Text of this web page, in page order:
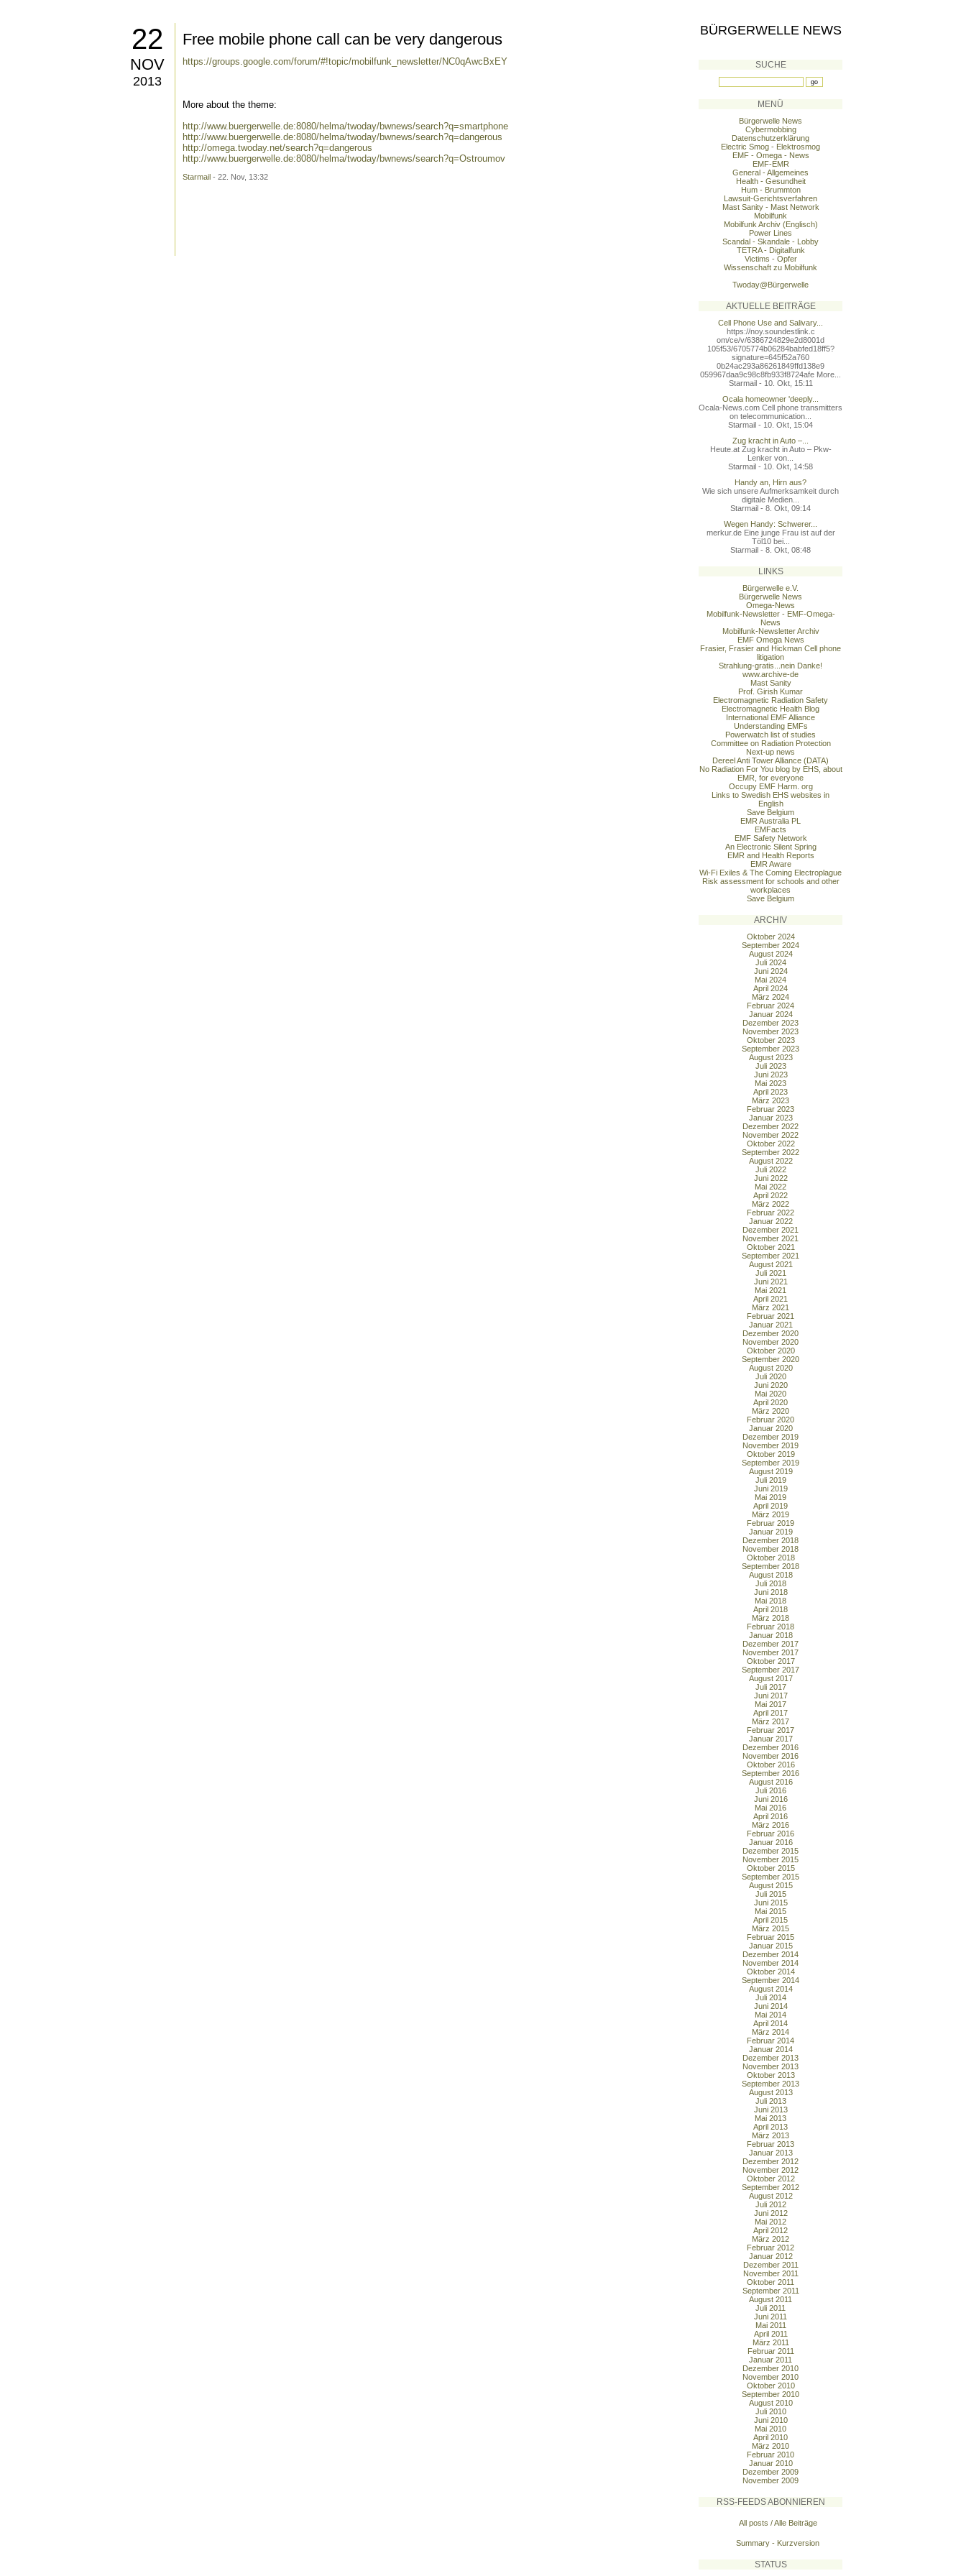
22
NOV
2013
Free mobile phone call can be very dangerous
https://groups.google.com/forum/#!topic/mobilfunk_newsletter/NC0qAwcBxEY
More about the theme:
http://www.buergerwelle.de:8080/helma/twoday/bwnews/search?q=smartphone
http://www.buergerwelle.de:8080/helma/twoday/bwnews/search?q=dangerous
http://omega.twoday.net/search?q=dangerous
http://www.buergerwelle.de:8080/helma/twoday/bwnews/search?q=Ostroumov
Starmail - 22. Nov, 13:32
BÜRGERWELLE NEWS
SUCHE
MENÜ
Bürgerwelle News
Cybermobbing
Datenschutzerklärung
Electric Smog - Elektrosmog
EMF - Omega - News
EMF-EMR
General - Allgemeines
Health - Gesundheit
Hum - Brummton
Lawsuit-Gerichtsverfahren
Mast Sanity - Mast Network
Mobilfunk
Mobilfunk Archiv (Englisch)
Power Lines
Scandal - Skandale - Lobby
TETRA - Digitalfunk
Victims - Opfer
Wissenschaft zu Mobilfunk
Twoday@Bürgerwelle
AKTUELLE BEITRÄGE
Cell Phone Use and Salivary...
https://noy.soundestlink.c
om/ce/v/6386724829e2d8001d
105f53/6705774b06284babfed18ff5?
signature=645f52a760
0b24ac293a86261849ffd138e9
059967daa9c98c8fb933f8724afe More...
Starmail - 10. Okt, 15:11
Ocala homeowner 'deeply...
Ocala-News.com Cell phone transmitters
on telecommunication...
Starmail - 10. Okt, 15:04
Zug kracht in Auto –...
Heute.at Zug kracht in Auto – Pkw-
Lenker von...
Starmail - 10. Okt, 14:58
Handy an, Hirn aus?
Wie sich unsere Aufmerksamkeit durch
digitale Medien...
Starmail - 8. Okt, 09:14
Wegen Handy: Schwerer...
merkur.de Eine junge Frau ist auf der
Töl10 bei...
Starmail - 8. Okt, 08:48
LINKS
Bürgerwelle e.V.
Bürgerwelle News
Omega-News
Mobilfunk-Newsletter - EMF-Omega-
News
Mobilfunk-Newsletter Archiv
EMF Omega News
Frasier, Frasier and Hickman Cell phone
litigation
Strahlung-gratis...nein Danke!
www.archive-de
Mast Sanity
Prof. Girish Kumar
Electromagnetic Radiation Safety
Electromagnetic Health Blog
International EMF Alliance
Understanding EMFs
Powerwatch list of studies
Committee on Radiation Protection
Next-up news
Dereel Anti Tower Alliance (DATA)
No Radiation For You blog by EHS, about
EMR, for everyone
Occupy EMF Harm. org
Links to Swedish EHS websites in
English
Save Belgium
EMR Australia PL
EMFacts
EMF Safety Network
An Electronic Silent Spring
EMR and Health Reports
EMR Aware
Wi-Fi Exiles & The Coming Electroplague
Risk assessment for schools and other
workplaces
Save Belgium
ARCHIV
Oktober 2024
September 2024
August 2024
Juli 2024
Juni 2024
Mai 2024
April 2024
März 2024
Februar 2024
Januar 2024
Dezember 2023
November 2023
Oktober 2023
September 2023
August 2023
Juli 2023
Juni 2023
Mai 2023
April 2023
März 2023
Februar 2023
Januar 2023
Dezember 2022
November 2022
Oktober 2022
September 2022
August 2022
Juli 2022
Juni 2022
Mai 2022
April 2022
März 2022
Februar 2022
Januar 2022
Dezember 2021
November 2021
Oktober 2021
September 2021
August 2021
Juli 2021
Juni 2021
Mai 2021
April 2021
März 2021
Februar 2021
Januar 2021
Dezember 2020
November 2020
Oktober 2020
September 2020
August 2020
Juli 2020
Juni 2020
Mai 2020
April 2020
März 2020
Februar 2020
Januar 2020
Dezember 2019
November 2019
Oktober 2019
September 2019
August 2019
Juli 2019
Juni 2019
Mai 2019
April 2019
März 2019
Februar 2019
Januar 2019
Dezember 2018
November 2018
Oktober 2018
September 2018
August 2018
Juli 2018
Juni 2018
Mai 2018
April 2018
März 2018
Februar 2018
Januar 2018
Dezember 2017
November 2017
Oktober 2017
September 2017
August 2017
Juli 2017
Juni 2017
Mai 2017
April 2017
März 2017
Februar 2017
Januar 2017
Dezember 2016
November 2016
Oktober 2016
September 2016
August 2016
Juli 2016
Juni 2016
Mai 2016
April 2016
März 2016
Februar 2016
Januar 2016
Dezember 2015
November 2015
Oktober 2015
September 2015
August 2015
Juli 2015
Juni 2015
Mai 2015
April 2015
März 2015
Februar 2015
Januar 2015
Dezember 2014
November 2014
Oktober 2014
September 2014
August 2014
Juli 2014
Juni 2014
Mai 2014
April 2014
März 2014
Februar 2014
Januar 2014
Dezember 2013
November 2013
Oktober 2013
September 2013
August 2013
Juli 2013
Juni 2013
Mai 2013
April 2013
März 2013
Februar 2013
Januar 2013
Dezember 2012
November 2012
Oktober 2012
September 2012
August 2012
Juli 2012
Juni 2012
Mai 2012
April 2012
März 2012
Februar 2012
Januar 2012
Dezember 2011
November 2011
Oktober 2011
September 2011
August 2011
Juli 2011
Juni 2011
Mai 2011
April 2011
März 2011
Februar 2011
Januar 2011
Dezember 2010
November 2010
Oktober 2010
September 2010
August 2010
Juli 2010
Juni 2010
Mai 2010
April 2010
März 2010
Februar 2010
Januar 2010
Dezember 2009
November 2009
RSS-FEEDS ABONNIEREN
All posts / Alle Beiträge
Summary - Kurzversion
STATUS